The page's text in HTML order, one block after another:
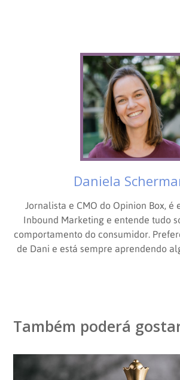
Daniela
Jornalista e CMO do Opinion Box, é
Inbound Marketing e entende tudo
comportamento do consumidor.
de Dani e está sempre aprendendo
Também poderá